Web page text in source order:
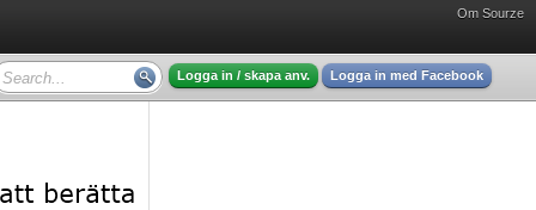
Om Sourze
Logga in / skapa anv. Logga in med Facebook